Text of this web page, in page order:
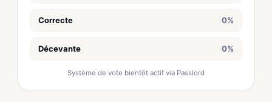
Correcte 0%
Décevante 0%
Système de vote bientôt actif via Passlord